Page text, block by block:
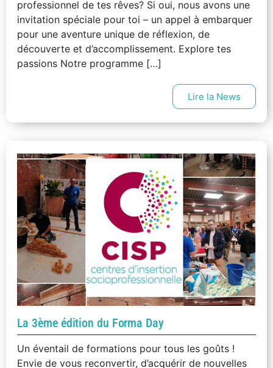
professionnel de tes rêves? Si oui, nous avons une
invitation spéciale pour toi – un appel à embarquer
pour une aventure unique de réflexion, de
découverte et d’accomplissement. Explore tes
passions Notre programme […]
Lire la News
La 3ème édition du Forma Day
Un éventail de formations pour tous les goûts !
Envie de vous reconvertir, d’acquérir de nouvelles